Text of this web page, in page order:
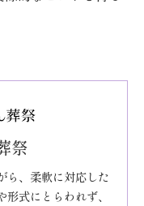
祭
ら、柔軟に対応した
式にとらわれず、